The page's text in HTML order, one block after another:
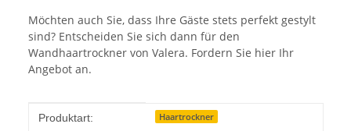
Möchten auch Sie, dass Ihre Gäste stets perfekt gestylt
sind? Entscheiden Sie sich dann für den
Wandhaartrockner von Valera. Fordern Sie hier Ihr
Angebot an.
Produkteigenschaft
Wert
Produktart: Haartrockner